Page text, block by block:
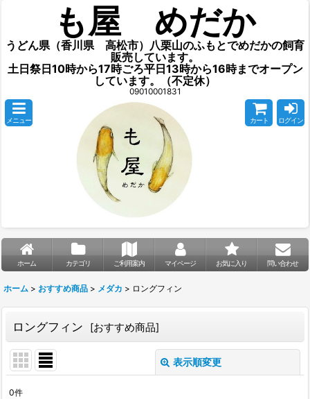
も屋 めだか
うどん県（香川県 高松市）八栗山のふもとでめだかの飼育
販売しています。
土日祭日10時から17時ごろ平日13時から16時までオープン
しています。（不定休）
09010001831
メニュー カート ログイン
ホーム カテゴリ ご利用案内 マイページ お気に入り 問い合わせ
ホーム > おすすめ商品 > メダカ > ロングフィン
ロングフィン [おすすめ商品]
表示順変更
0件